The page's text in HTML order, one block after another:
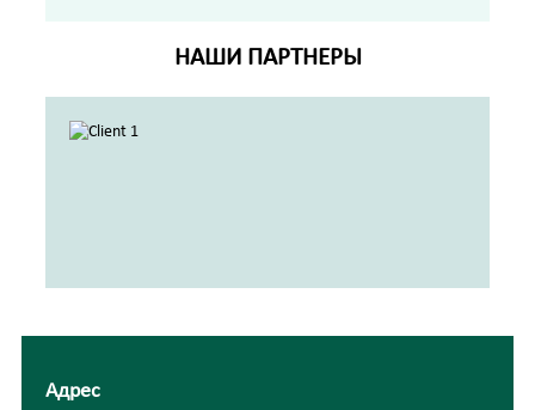
НАШИ ПАРТНЕРЫ
Адрес